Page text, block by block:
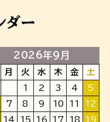
ダー
2026年9月
月 火 水 木 金
土
1
2 3 4
5
7 8 9 10 11
12
14 15 16 17 18
19